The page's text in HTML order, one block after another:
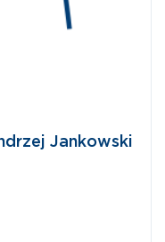
Jankowski